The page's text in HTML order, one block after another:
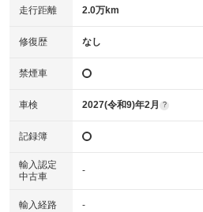
走行距離 2.0万km
修復歴 なし
禁煙車
車検 2027(令和9)年2月 ?
記録簿
輸入認定
中古車
-
輸入経路 -